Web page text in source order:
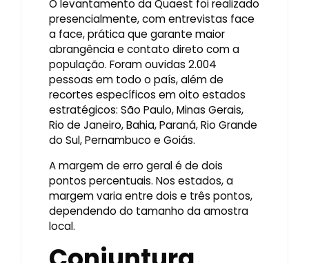
O levantamento da Quaest foi realizado
presencialmente, com entrevistas face
a face, prática que garante maior
abrangência e contato direto com a
população. Foram ouvidas 2.004
pessoas em todo o país, além de
recortes específicos em oito estados
estratégicos: São Paulo, Minas Gerais,
Rio de Janeiro, Bahia, Paraná, Rio Grande
do Sul, Pernambuco e Goiás.
A margem de erro geral é de dois
pontos percentuais. Nos estados, a
margem varia entre dois e três pontos,
dependendo do tamanho da amostra
local.